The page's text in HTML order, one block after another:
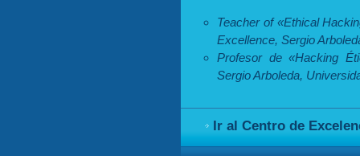
Teacher of «Ethical
Excellence, Sergio
Profesor de «Hacking
Sergio Arboleda,
Ir al Centro de